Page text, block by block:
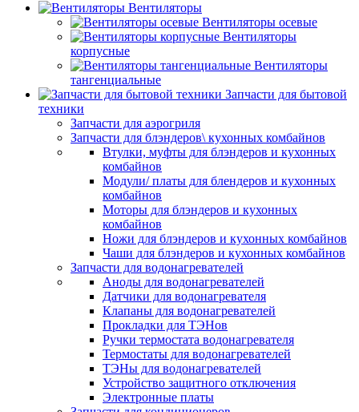
Вентиляторы
Вентиляторы осевые
Вентиляторы
корпусные
Вентиляторы
тангенциальные
Запчасти для бытовой
техники
Запчасти для аэрогриля
Запчасти для блэндеров\ кухонных комбайнов
Втулки, муфты для блэндеров и кухонных
комбайнов
Модули/ платы для блендеров и кухонных
комбайнов
Моторы для блэндеров и кухонных
комбайнов
Ножи для блэндеров и кухонных комбайнов
Чаши для блэндеров и кухонных комбайнов
Запчасти для водонагревателей
Аноды для водонагревателей
Датчики для водонагревателя
Клапаны для водонагревателей
Прокладки для ТЭНов
Ручки термостата водонагревателя
Термостаты для водонагревателей
ТЭНы для водонагревателей
Устройство защитного отключения
Электронные платы